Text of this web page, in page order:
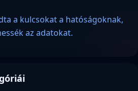
a kulcsokat a hatóságoknak,
az adatokat.